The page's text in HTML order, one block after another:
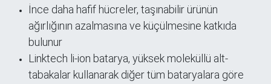
İnce daha hafif hücreler, taşınabilir ürünün
ağırlığının azalmasına ve küçülmesine katkıda
bulunur
Linktech li-ion batarya, yüksek moleküllü alt-
tabakalar kullanarak diğer tüm bataryalara göre